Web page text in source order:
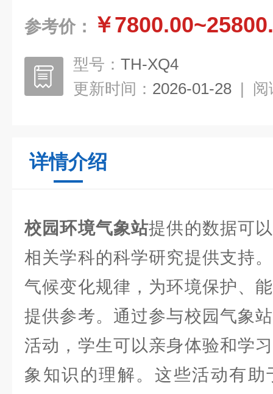
参考价： ￥
型号： TH-XQ4
更新时间： 2026-01-28 | 阅
详情介绍
校园环境气象站提供的数据可
相关学科的科学研究提供支持
气候变化规律，为环境保护、
提供参考。通过参与校园气象
活动，学生可以亲身体验和学
象知识的理解。这些活动有